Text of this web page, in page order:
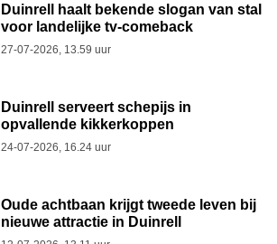
Duinrell haalt bekende slogan van stal
voor landelijke tv-comeback
27-07-2026, 13.59 uur
Duinrell serveert schepijs in
opvallende kikkerkoppen
24-07-2026, 16.24 uur
Oude achtbaan krijgt tweede leven bij
nieuwe attractie in Duinrell